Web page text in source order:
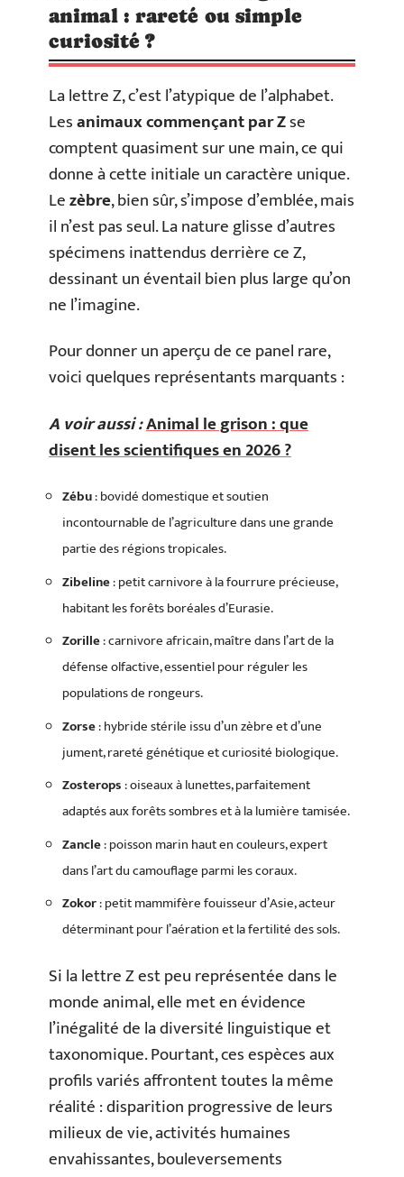
animal : rareté ou simple
curiosité ?
La lettre Z, c’est l’atypique de l’alphabet.
Lesanimaux commençant par Zse
comptent quasiment sur une main, ce qui
donne à cette initiale un caractère unique.
Lezèbre, bien sûr, s’impose d’emblée, mais
il n’est pas seul. La nature glisse d’autres
spécimens inattendus derrière ce Z,
dessinant un éventail bien plus large qu’on
ne l’imagine.
Pour donner un aperçu de ce panel rare,
voici quelques représentants marquants :
A voir aussi :Animal le grison : que
disent les scientifiques en 2026 ?
Zébu: bovidé domestique et soutien
incontournable de l’agriculture dans une grande
partie des régions tropicales.
Zibeline: petit carnivore à la fourrure précieuse,
habitant les forêts boréales d’Eurasie.
Zorille: carnivore africain, maître dans l’art de la
défense olfactive, essentiel pour réguler les
populations de rongeurs.
Zorse: hybride stérile issu d’un zèbre et d’une
jument, rareté génétique et curiosité biologique.
Zosterops: oiseaux à lunettes, parfaitement
adaptés aux forêts sombres et à la lumière tamisée.
Zancle: poisson marin haut en couleurs, expert
dans l’art du camouflage parmi les coraux.
Zokor: petit mammifère fouisseur d’Asie, acteur
déterminant pour l’aération et la fertilité des sols.
Si la lettre Z est peu représentée dans le
monde animal, elle met en évidence
l’inégalité de la diversité linguistique et
taxonomique. Pourtant, ces espèces aux
profils variés affrontent toutes la même
réalité : disparition progressive de leurs
milieux de vie, activités humaines
envahissantes, bouleversements